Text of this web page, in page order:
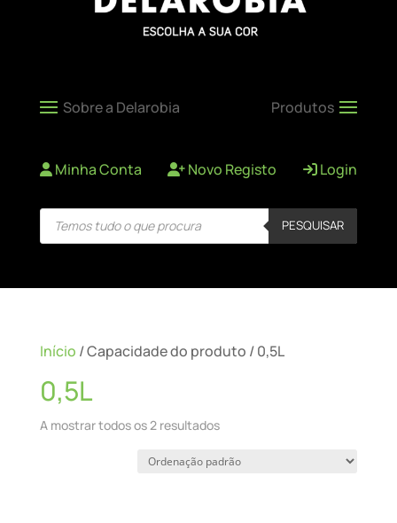
Minha Conta Novo Registo Login
Products
search PESQUISAR
Início / Capacidade do produto / 0,5L
0,5L
A mostrar todos os 2 resultados